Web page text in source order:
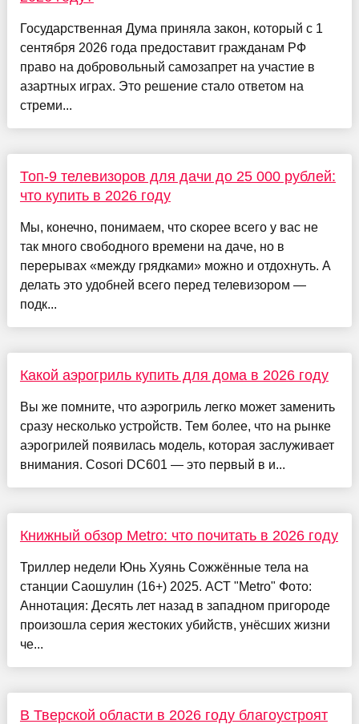
Государственная Дума приняла закон, который с 1
сентября 2026 года предоставит гражданам РФ
право на добровольный самозапрет на участие в
азартных играх. Это решение стало ответом на
стреми...
Топ-9 телевизоров для дачи до 25 000 рублей:
что купить в 2026 году
Мы, конечно, понимаем, что скорее всего у вас не
так много свободного времени на даче, но в
перерывах «между грядками» можно и отдохнуть. А
делать это удобней всего перед телевизором —
подк...
Какой аэрогриль купить для дома в 2026 году
Вы же помните, что аэрогриль легко может заменить
сразу несколько устройств. Тем более, что на рынке
аэрогрилей появилась модель, которая заслуживает
внимания. Cosori DC601 — это первый в и...
Книжный обзор Metro: что почитать в 2026 году
Триллер недели Юнь Хуянь Сожжённые тела на
станции Саошулин (16+) 2025. АСТ "Metro" Фото:
Аннотация: Десять лет назад в западном пригороде
произошла серия жестоких убийств, унёсших жизни
че...
В Тверской области в 2026 году благоустроят